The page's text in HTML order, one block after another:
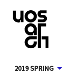
2019 SPRING